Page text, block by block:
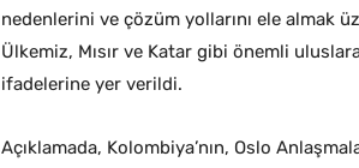
nedenlerini ve çözüm yollarını ele almak
Ülkemiz, Mısır ve Katar gibi önemli
ifadelerine yer verildi.
Açıklamada, Kolombiya’nın, Oslo